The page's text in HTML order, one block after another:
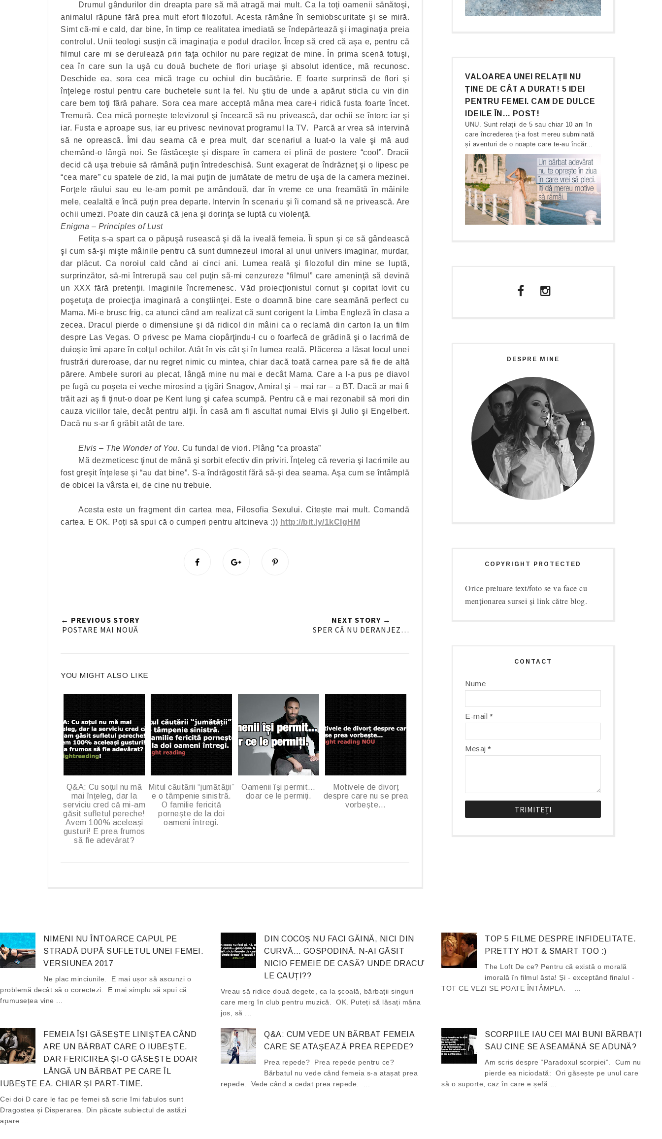
Drumul gândurilor din dreapta pare să mă atragă mai mult. Ca la toţi oamenii sănătoşi,
animalul răpune fără prea mult efort filozoful. Acesta rămâne în semiobscuritate şi se miră.
Simt că-mi e cald, dar bine, în timp ce realitatea imediată se îndepărtează şi imaginaţia preia
controlul. Unii teologi susţin că imaginaţia e podul dracilor. Încep să cred că aşa e, pentru că
filmul care mi se derulează prin faţa ochilor nu pare regizat de mine. În prima scenă totuşi,
cea în care sun la uşă cu două buchete de flori uriaşe şi absolut identice, mă recunosc.
Deschide ea, sora cea mică trage cu ochiul din bucătărie. E foarte surprinsă de flori şi
înţelege rostul pentru care buchetele sunt la fel. Nu ştiu de unde a apărut sticla cu vin din
care bem toţi fără pahare. Sora cea mare acceptă mâna mea care-i ridică fusta foarte încet.
Tremură. Cea mică porneşte televizorul şi încearcă să nu privească, dar ochii se întorc iar şi
iar. Fusta e aproape sus, iar eu privesc nevinovat programul la TV. Parcă ar vrea să intervină
să ne oprească. Îmi dau seama că e prea mult, dar scenariul a luat-o la vale şi mă aud
chemând-o lângă noi. Se fâstâceşte şi dispare în camera ei plină de postere “cool”. Dracii
decid că uşa trebuie să rămână puţin întredeschisă. Sunt exagerat de îndrăzneţ şi o lipesc pe
“cea mare” cu spatele de zid, la mai puţin de jumătate de metru de uşa de la camera mezinei.
Forţele răului sau eu le-am pornit pe amândouă, dar în vreme ce una freamătă în mâinile
mele, cealaltă e încă puţin prea departe. Intervin în scenariu şi îi comand să ne privească. Are
ochii umezi. Poate din cauză că jena şi dorinţa se luptă cu violenţă.
Enigma – Principles of Lust
Fetiţa s-a spart ca o păpuşă rusească şi dă la iveală femeia. Îi spun şi ce să gândească
şi cum să-şi mişte mâinile pentru că sunt dumnezeul imoral al unui univers imaginar, murdar,
dar plăcut. Ca noroiul cald când ai cinci ani. Lumea reală şi filozoful din mine se luptă,
surprinzător, să-mi întrerupă sau cel puţin să-mi cenzureze “filmul” care ameninţă să devină
un XXX fără pretenţii. Imaginile încremenesc. Văd proiecţionistul cornut şi copitat lovit cu
poşetuţa de proiecţia imaginară a conştiinţei. Este o doamnă bine care seamănă perfect cu
Mama. Mi-e brusc frig, ca atunci când am realizat că sunt corigent la Limba Engleză în clasa a
zecea. Dracul pierde o dimensiune şi dă ridicol din mâini ca o reclamă din carton la un film
despre Las Vegas. O privesc pe Mama ciopârţindu-l cu o foarfecă de grădină şi o lacrimă de
duioşie îmi apare în colţul ochilor. Atât în vis cât şi în lumea reală. Plăcerea a lăsat locul unei
frustrări dureroase, dar nu regret nimic cu mintea, chiar dacă toată carnea pare să fie de altă
părere. Ambele surori au plecat, lângă mine nu mai e decât Mama. Care a l-a pus pe diavol
pe fugă cu poşeta ei veche mirosind a ţigări Snagov, Amiral şi – mai rar – a BT. Dacă ar mai fi
trăit azi aş fi ţinut-o doar pe Kent lung şi cafea scumpă. Pentru că e mai rezonabil să mori din
cauza viciilor tale, decât pentru alţii. În casă am fi ascultat numai Elvis şi Julio şi Engelbert.
Dacă nu s-ar fi grăbit atât de tare.
Elvis – The Wonder of You. Cu fundal de viori. Plâng “ca proasta”
Mă dezmeticesc ţinut de mână şi sorbit efectiv din priviri. Înţeleg că reveria şi lacrimile au
fost greşit înţelese şi “au dat bine”. S-a îndrăgostit fără să-şi dea seama. Aşa cum se întâmplă
de obicei la vârsta ei, de cine nu trebuie.
Acesta este un fragment din cartea mea, Filosofia Sexului. Citește mai mult. Comandă
cartea. E OK. Poți să spui că o cumperi pentru altcineva :)) http://bit.ly/1kClgHM
k
l
u
s
← PREVIOUS STORY
POSTARE MAI NOUĂ
NEXT STORY →
SPER CĂ NU DERANJEZ…
YOU MIGHT ALSO LIKE
Q&A: Cu soțul nu mă
mai înțeleg, dar la
serviciu cred că mi-am
găsit sufletul pereche!
Avem 100% aceleași
gusturi! E prea frumos
să fie adevărat?
Mitul căutării “jumătății”
e o tâmpenie sinistră.
O familie fericită
pornește de la doi
oameni întregi.
Oamenii își permit…
doar ce le permiți.
Motivele de divorț
despre care nu se prea
vorbește…
VALOAREA UNEI RELAȚII NU
ȚINE DE CÂT A DURAT! 5 IDEI
PENTRU FEMEI. CAM DE DULCE
IDEILE ÎN… POST!
UNU. Sunt relații de 5 sau chiar 10 ani în
care încrederea ți-a fost mereu subminată
și aventuri de o noapte care te-au încăr...
DESPRE MINE
COPYRIGHT PROTECTED
Orice preluare text/foto se va face cu
menționarea sursei și link către blog.
CONTACT
Nume
E-mail*
Mesaj*
NIMENI NU ÎNTOARCE CAPUL PE
STRADĂ DUPĂ SUFLETUL UNEI FEMEI.
VERSIUNEA 2017
Ne plac minciunile. E mai ușor să ascunzi o
problemă decât să o corectezi. E mai simplu să spui că
frumusețea vine ...
DIN COCOȘ NU FACI GĂINĂ, NICI DIN
CURVĂ… GOSPODINĂ. N-AI GĂSIT
NICIO FEMEIE DE CASĂ? UNDE DRACU’
LE CAUȚI??
Vreau să ridice două degete, ca la școală, bărbații singuri
care merg în club pentru muzică. OK. Puteți să lăsați mâna
jos, să ...
TOP 5 FILME DESPRE INFIDELITATE.
PRETTY HOT & SMART TOO :)
The Loft De ce? Pentru că există o morală
imorală în filmul ăsta! Și - exceptând finalul -
TOT CE VEZI SE POATE ÎNTÂMPLA. ...
FEMEIA ÎȘI GĂSEȘTE LINIȘTEA CÂND
ARE UN BĂRBAT CARE O IUBEȘTE.
DAR FERICIREA ȘI-O GĂSEȘTE DOAR
LÂNGĂ UN BĂRBAT PE CARE ÎL
IUBEȘTE EA. CHIAR ȘI PART-TIME.
Cei doi D care le fac pe femei să scrie îmi fabulos sunt
Dragostea și Disperarea. Din păcate subiectul de astăzi
apare ...
Q&A: CUM VEDE UN BĂRBAT FEMEIA
CARE SE ATAȘEAZĂ PREA REPEDE?
Prea repede? Prea repede pentru ce?
Bărbatul nu vede când femeia s-a atașat prea
repede. Vede când a cedat prea repede. ...
SCORPIILE IAU CEI MAI BUNI BĂRBAȚI
SAU CINE SE ASEAMĂNĂ SE ADUNĂ?
Am scris despre “Paradoxul scorpiei”. Cum nu
pierde ea niciodată: Ori găsește pe unul care
să o suporte, caz în care e șefă ...